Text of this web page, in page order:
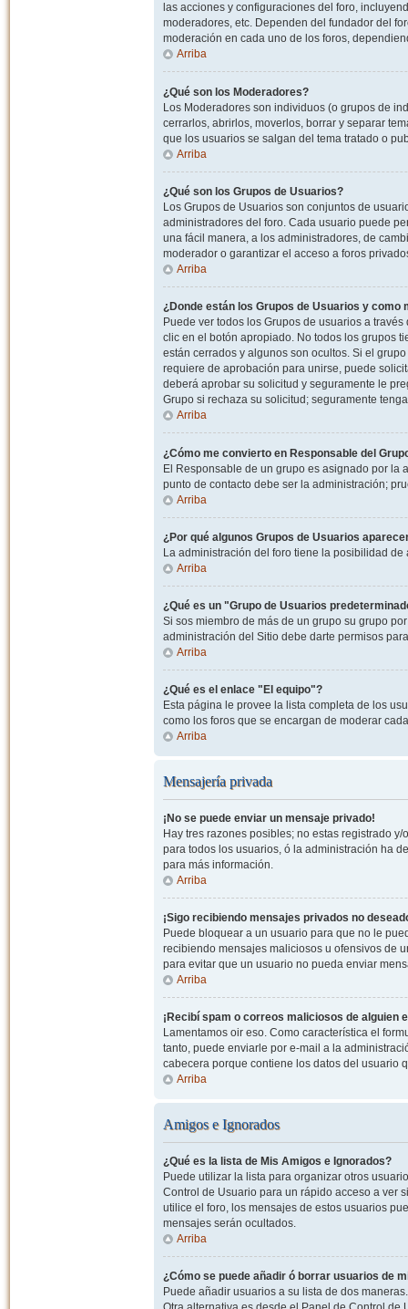
las acciones y configuraciones del foro,
moderadores, etc. Dependen del fundador del
moderación en cada uno de los foros,
Arriba
¿Qué son los Moderadores?
Los Moderadores son individuos (o grupos de
cerrarlos, abrirlos, moverlos, borrar y separar
que los usuarios se salgan del tema tratado o
Arriba
¿Qué son los Grupos de Usuarios?
Los Grupos de Usuarios son conjuntos de
administradores del foro. Cada usuario puede
una fácil manera, a los administradores, de
moderador o garantizar el acceso a foros
Arriba
¿Donde están los Grupos de Usuarios y como
Puede ver todos los Grupos de usuarios a
clic en el botón apropiado. No todos los grupos
están cerrados y algunos son ocultos. Si el
requiere de aprobación para unirse, puede
deberá aprobar su solicitud y seguramente le
Grupo si rechaza su solicitud; seguramente
Arriba
¿Cómo me convierto en Responsable del
El Responsable de un grupo es asignado por la
punto de contacto debe ser la administración;
Arriba
¿Por qué algunos Grupos de Usuarios
La administración del foro tiene la posibilidad
Arriba
¿Qué es un "Grupo de Usuarios
Si sos miembro de más de un grupo su grupo
administración del Sitio debe darte permisos
Arriba
¿Qué es el enlace "El equipo"?
Esta página le provee la lista completa de los
como los foros que se encargan de moderar
Arriba
Mensajería privada
¡No se puede enviar un mensaje privado!
Hay tres razones posibles; no estas registrado
para todos los usuarios, ó la administración ha
para más información.
Arriba
¡Sigo recibiendo mensajes privados no
Puede bloquear a un usuario para que no le
recibiendo mensajes maliciosos u ofensivos de
para evitar que un usuario no pueda enviar
Arriba
¡Recibí spam o correos maliciosos de alguien
Lamentamos oir eso. Como característica el
tanto, puede enviarle por e-mail a la
cabecera porque contiene los datos del usuario
Arriba
Amigos e Ignorados
¿Qué es la lista de Mis Amigos e Ignorados?
Puede utilizar la lista para organizar otros
Control de Usuario para un rápido acceso a ver
utilice el foro, los mensajes de estos usuarios
mensajes serán ocultados.
Arriba
¿Cómo se puede añadir ó borrar usuarios de
Puede añadir usuarios a su lista de dos